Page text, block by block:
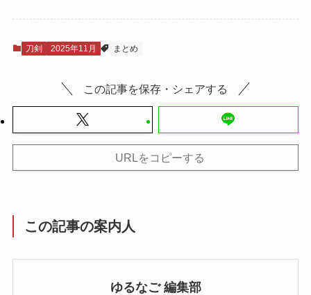
刀剣 2025年11月 まとめ
この記事を保存・シェアする
URLをコピーする
この記事の案内人
ゆるなご 編集部